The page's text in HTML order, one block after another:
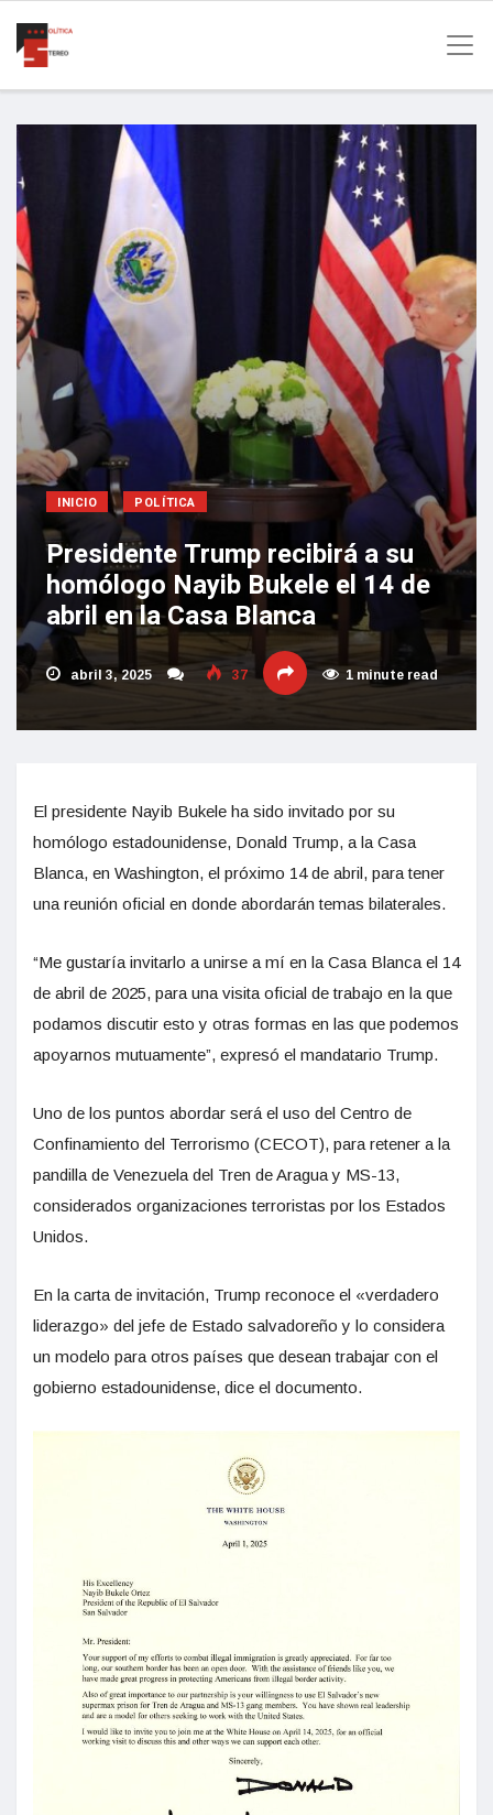
INICIO POLÍTICA
Presidente Trump recibirá a su
homólogo Nayib Bukele el 14 de
abril en la Casa Blanca
abril 3, 2025 37 1 minute read
El presidente Nayib Bukele ha sido invitado por su
homólogo estadounidense, Donald Trump, a la Casa
Blanca, en Washington, el próximo 14 de abril, para tener
una reunión oficial en donde abordarán temas bilaterales.
“Me gustaría invitarlo a unirse a mí en la Casa Blanca el 14
de abril de 2025, para una visita oficial de trabajo en la que
podamos discutir esto y otras formas en las que podemos
apoyarnos mutuamente”, expresó el mandatario Trump.
Uno de los puntos abordar será el uso del Centro de
Confinamiento del Terrorismo (CECOT), para retener a la
pandilla de Venezuela del Tren de Aragua y MS-13,
considerados organizaciones terroristas por los Estados
Unidos.
En la carta de invitación, Trump reconoce el «verdadero
liderazgo» del jefe de Estado salvadoreño y lo considera
un modelo para otros países que desean trabajar con el
gobierno estadounidense, dice el documento.